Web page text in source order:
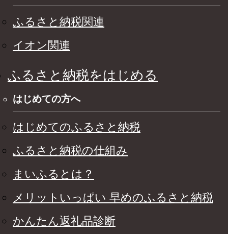
ふるさと納税関連
イオン関連
ふるさと納税をはじめる
はじめての方へ
はじめてのふるさと納税
ふるさと納税の仕組み
まいふるとは？
メリットいっぱい 早めのふるさと納税
かんたん返礼品診断